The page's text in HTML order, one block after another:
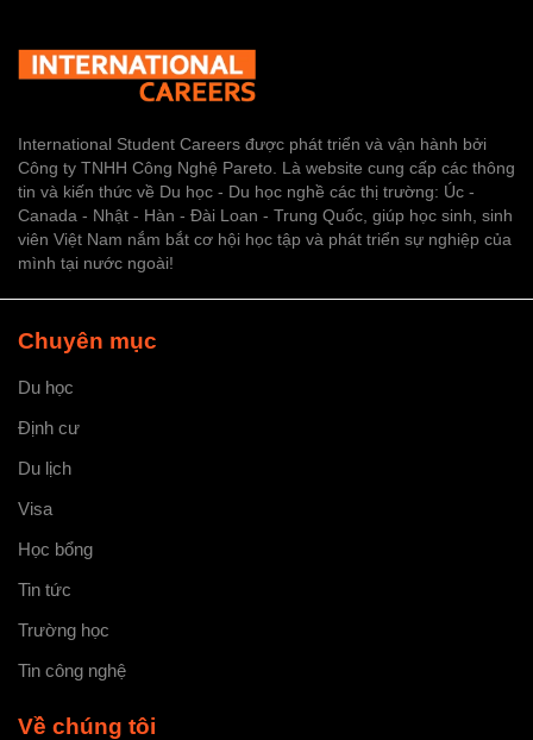
International Student Careers được phát triển và vận hành bởi
Công ty TNHH Công Nghệ Pareto. Là website cung cấp các thông
tin và kiến thức về Du học - Du học nghề các thị trường: Úc -
Canada - Nhật - Hàn - Đài Loan - Trung Quốc, giúp học sinh, sinh
viên Việt Nam nắm bắt cơ hội học tập và phát triển sự nghiệp của
mình tại nước ngoài!
Chuyên mục
Du học
Định cư
Du lịch
Visa
Học bổng
Tin tức
Trường học
Tin công nghệ
Về chúng tôi